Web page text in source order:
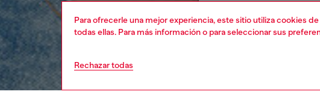
Para ofrecerle una mejor experiencia, este sitio utiliza cookies
todas ellas. Para más información o para seleccionar sus
Rechazar todas